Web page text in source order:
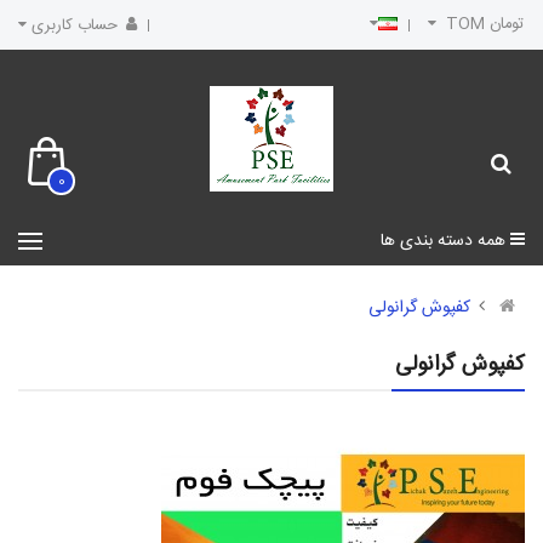
تومان TOM حساب کاربری
0
کفپوش گرانولی
کفپوش گرانولی